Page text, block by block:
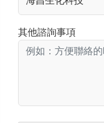
其他諮詢事項